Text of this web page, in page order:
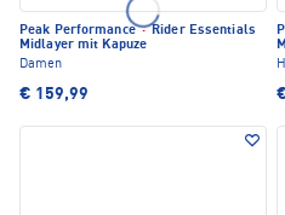
Peak Performance·Rider Essentials
Midlayer mit Kapuze
Damen
€ 159,99